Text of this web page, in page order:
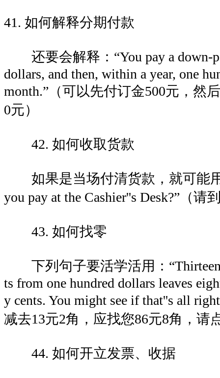
41. 如何解释分期付款
还要会解释：“You pay a down-
dollars, and then, within a year, one
month.”（可以先付订金500元，然
0元）
42. 如何收取货款
如果是当场付清货款，就可能用
you pay at the Cashier''s Desk?”（请
43. 如何找零
下列句子要活学活用：“Thirteen
ts from one hundred dollars leaves
y cents. You might see if that''s all
减去13元2角，应找您86元8角，请
44. 如何开立发票、收据